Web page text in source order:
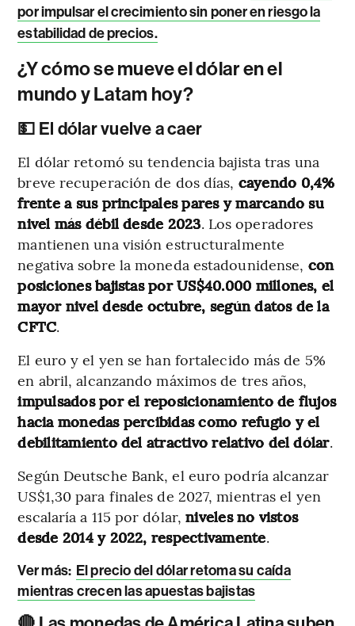
por impulsar el crecimiento sin poner en riesgo la
estabilidad de precios.
¿Y cómo se mueve el dólar en el
mundo y Latam hoy?
💵 El dólar vuelve a caer
El dólar retomó su tendencia bajista tras una
breve recuperación de dos días, cayendo 0,4%
frente a sus principales pares y marcando su
nivel más débil desde 2023. Los operadores
mantienen una visión estructuralmente
negativa sobre la moneda estadounidense, con
posiciones bajistas por US$40.000 millones, el
mayor nivel desde octubre, según datos de la
CFTC.
El euro y el yen se han fortalecido más de 5%
en abril, alcanzando máximos de tres años,
impulsados por el reposicionamiento de flujos
hacia monedas percibidas como refugio y el
debilitamiento del atractivo relativo del dólar.
Según Deutsche Bank, el euro podría alcanzar
US$1,30 para finales de 2027, mientras el yen
escalaría a 115 por dólar,niveles no vistos
desde 2014 y 2022, respectivamente.
Ver más: El precio del dólar retoma su caída
mientras crecen las apuestas bajistas